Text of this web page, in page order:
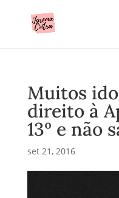
Muitos
direito à
13º e não
set 21, 2016